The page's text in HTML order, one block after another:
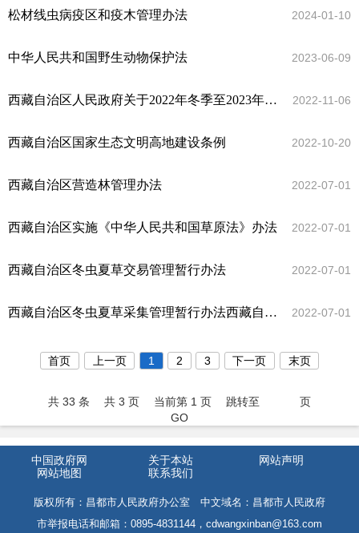
松材线虫病疫区和疫木管理办法 2024-01-10
中华人民共和国野生动物保护法 2023-06-09
西藏自治区人民政府关于2022年冬季至2023年春季森林草原防灭火的命令 2022-11-06
西藏自治区国家生态文明高地建设条例 2022-10-20
西藏自治区营造林管理办法 2022-07-01
西藏自治区实施《中华人民共和国草原法》办法 2022-07-01
西藏自治区冬虫夏草交易管理暂行办法 2022-07-01
西藏自治区冬虫夏草采集管理暂行办法西藏自治区人民政府令 2022-07-01
首页 上一页 1 2 3 下一页 末页
共 33 条 共 3 页 当前第 1 页 跳转至
页
GO
中国政府网 关于本站
网站声明
网站地图
联系我们
版权所有：昌都市人民政府办公室 中文域名：昌都市人民政府
市举报电话和邮箱：0895-4831144，cdwangxinban@163.com